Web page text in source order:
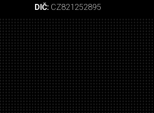
DIČ: CZ821252895